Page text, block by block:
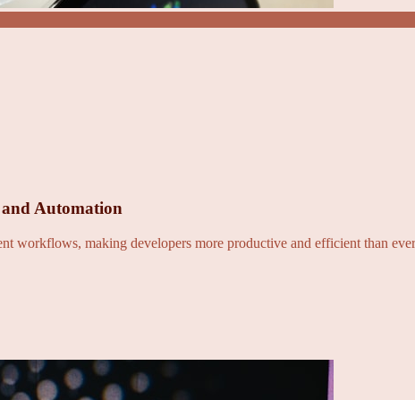
Automation
workflows, making developers more productive and efficient than